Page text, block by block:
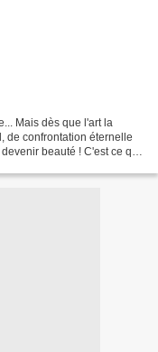
Mais dès que l'art la
de confrontation éternelle
beauté ! C'est ce qui